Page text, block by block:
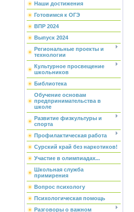
Наши достижения
Готовимся к ОГЭ
ВПР 2024
Выпуск 2024
Региональные проекты и
технологии
Культурное просвещение
школьников
Библиотека
Обучение основам
предпринимательства в
школе
Развитие физкультуры и
спорта
Профилактическая работа
Сурский край без наркотиков!
Участие в олимпиадах...
Школьная служба
примирения
Вопрос психологу
Психологическая помощь
Разговоры о важном